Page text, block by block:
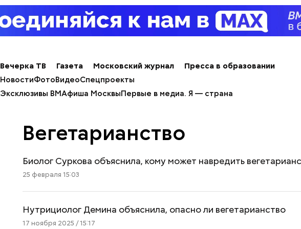
Вечерка ТВ Газета Московский журнал
Пресса в образовании
НовостиФотоВидеоСпецпроекты
Эксклюзивы ВМАфиша МосквыПервые в медиа. Я — страна
Вегетарианство
Биолог Суркова объяснила, кому может навредить
25 февраля 15:03
Нутрициолог Демина объяснила, опасно ли вегетарианство
17 ноября 2025 / 15:17